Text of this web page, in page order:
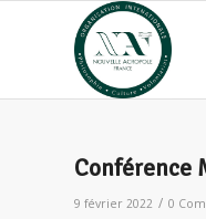
Conférence
9 février 2022 / 0